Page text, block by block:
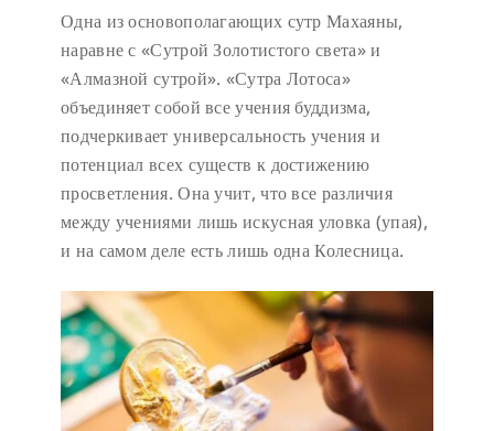
Одна из основополагающих сутр Махаяны,
наравне с «Сутрой Золотистого света» и
«Алмазной сутрой». «Сутра Лотоса»
объединяет собой все учения буддизма,
подчеркивает универсальность учения и
потенциал всех существ к достижению
просветления. Она учит, что все различия
между учениями лишь искусная уловка (упая),
и на самом деле есть лишь одна Колесница.